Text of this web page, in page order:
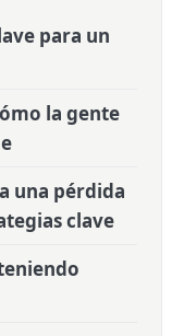
para un
la gente
una pérdida
clave